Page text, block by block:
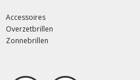
Accessoires
Overzetbrillen
Zonnebrillen